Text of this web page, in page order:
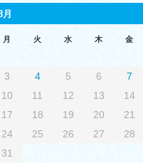
月 火 水 木 金
3
4 5 6 7
10
11 12 13 14
17
18 19 20 21
24
25 26 27 28
31